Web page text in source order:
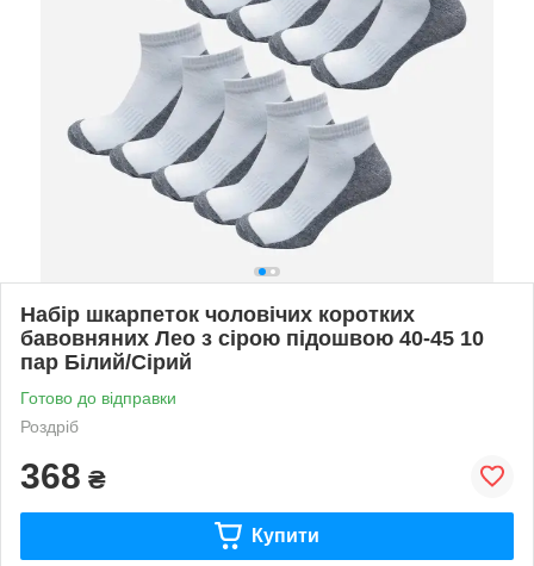
Набір шкарпеток чоловічих коротких
бавовняних Лео з сірою підошвою 40-45 10
пар Білий/Сірий
Готово до відправки
Роздріб
368 ₴
Купити